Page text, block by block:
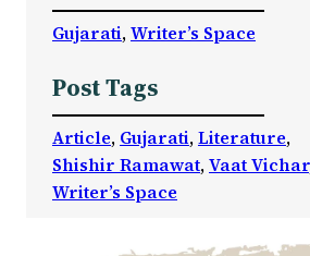
Gujarati, Writer’s Space
Post Tags
Article, Gujarati, Literature
Shishir Ramawat, Vaat Vichar
Writer’s Space